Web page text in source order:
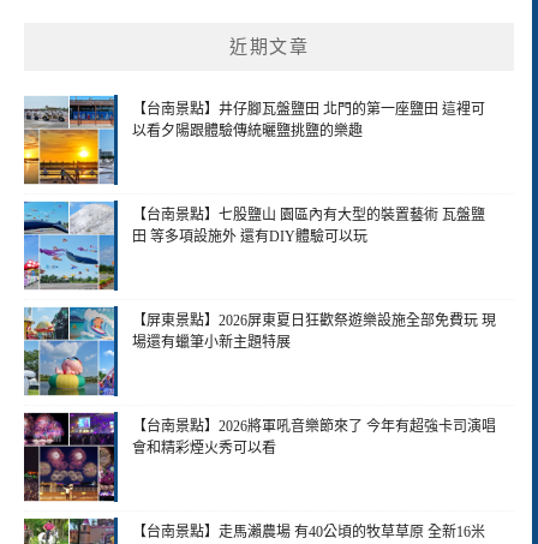
近期文章
【台南景點】井仔腳瓦盤鹽田 北門的第一座鹽田 這裡可
以看夕陽跟體驗傳統曬鹽挑鹽的樂趣
【台南景點】七股鹽山 園區內有大型的裝置藝術 瓦盤鹽
田 等多項設施外 還有DIY體驗可以玩
【屏東景點】2026屏東夏日狂歡祭遊樂設施全部免費玩 現
場還有蠟筆小新主題特展
【台南景點】2026將軍吼音樂節來了 今年有超強卡司演唱
會和精彩煙火秀可以看
【台南景點】走馬瀨農場 有40公頃的牧草草原 全新16米